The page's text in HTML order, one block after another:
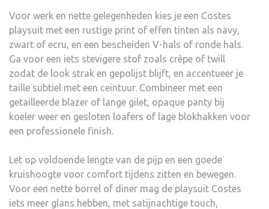
Voor werk en nette gelegenheden kies je een Costes
playsuit met een rustige print of effen tinten als navy,
zwart of ecru, en een bescheiden V-hals of ronde hals.
Ga voor een iets stevigere stof zoals crêpe of twill
zodat de look strak en gepolijst blijft, en accentueer je
taille subtiel met een ceintuur. Combineer met een
getailleerde blazer of lange gilet, opaque panty bij
koeler weer en gesloten loafers of lage blokhakken voor
een professionele finish.
Let op voldoende lengte van de pijp en een goede
kruishoogte voor comfort tijdens zitten en bewegen.
Voor een nette borrel of diner mag de playsuit Costes
iets meer glans hebben, met satijnachtige touch,